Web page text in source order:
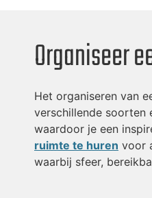
Organiseer
Het organiseren van
verschillende soorten
waardoor je een
ruimte te huren voor
waarbij sfeer,